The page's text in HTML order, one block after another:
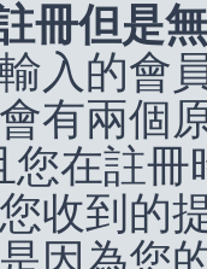
冊但是
入的會
有兩個
您在註
收到的